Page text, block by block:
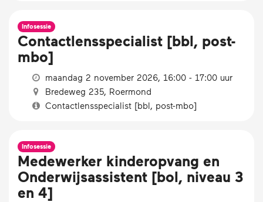
Infosessie
Contactlensspecialist [bbl, post-
mbo]
maandag 2 november 2026, 16:00 - 17:00 uur
Bredeweg 235, Roermond
Contactlensspecialist [bbl, post-mbo]
Infosessie
Medewerker kinderopvang en
Onderwijsassistent [bol, niveau 3
en 4]